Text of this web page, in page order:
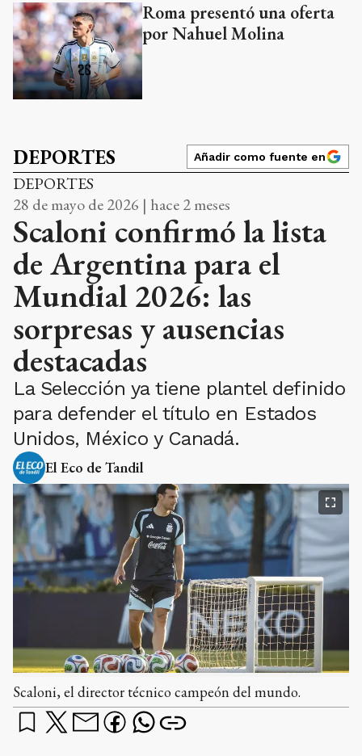
Roma presentó una oferta
por Nahuel Molina
DEPORTES Añadir como fuente en
DEPORTES
28 de mayo de 2026 | hace 2 meses
Scaloni confirmó la lista
de Argentina para el
Mundial 2026: las
sorpresas y ausencias
destacadas
La Selección ya tiene plantel definido
para defender el título en Estados
Unidos, México y Canadá.
El Eco de Tandil
Scaloni, el director técnico campeón del mundo.